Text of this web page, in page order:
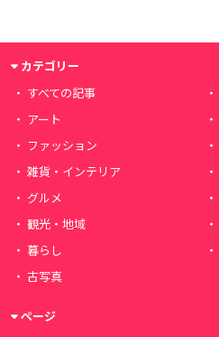
カテゴリー
すべての記事
アート
ファッション
雑貨・インテリア
グルメ
観光・地域
暮らし
古写真
ページ